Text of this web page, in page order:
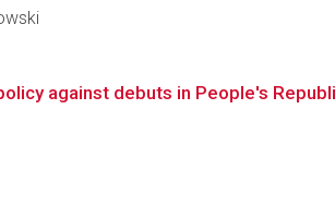
against debuts in People's